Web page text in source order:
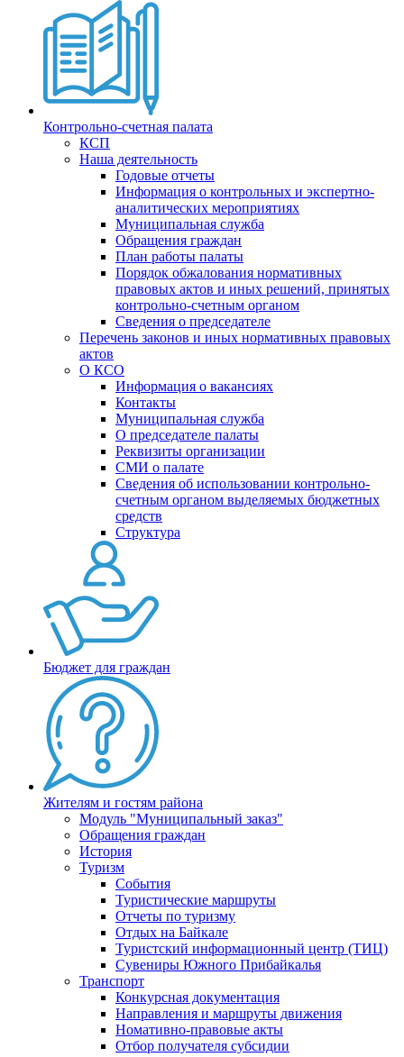
Контрольно-счетная палата
КСП
Наша деятельность
Годовые отчеты
Информация о контрольных и экспертно-
аналитических мероприятиях
Муниципальная служба
Обращения граждан
План работы палаты
Порядок обжалования нормативных
правовых актов и иных решений, принятых
контрольно-счетным органом
Сведения о председателе
Перечень законов и иных нормативных правовых
актов
О КСО
Информация о вакансиях
Контакты
Муниципальная служба
О председателе палаты
Реквизиты организации
СМИ о палате
Сведения об использовании контрольно-
счетным органом выделяемых бюджетных
средств
Структура
Бюджет для граждан
Жителям и гостям района
Модуль "Муниципальный заказ"
Обращения граждан
История
Туризм
События
Туристические маршруты
Отчеты по туризму
Отдых на Байкале
Туристский информационный центр (ТИЦ)
Сувениры Южного Прибайкалья
Транспорт
Конкурсная документация
Направления и маршруты движения
Номативно-правовые акты
Отбор получателя субсидии